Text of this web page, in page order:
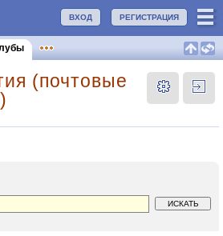
РЕГИСТРАЦИЯ
ВХОД
(почтовые